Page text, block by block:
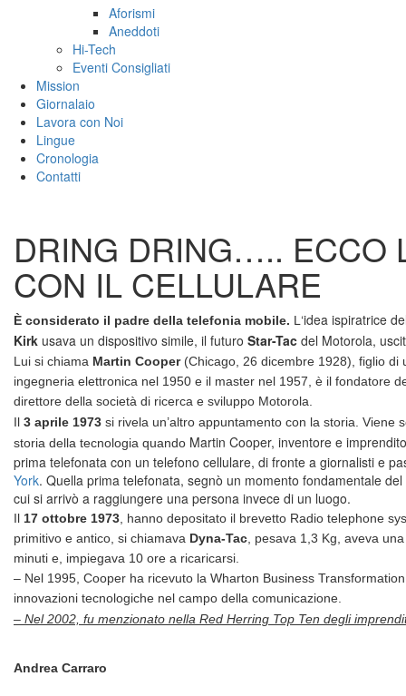
Aforismi
Aneddoti
Hi-Tech
Eventi Consigliati
Mission
Giornalaio
Lavora con Noi
Lingue
Cronologia
Contatti
DRING DRING….. ECCO
CON IL CELLULARE
È considerato il padre della telefonia mobile. L‘idea ispiratrice
Kirk usava un dispositivo simile, il futuro Star-Tac del Motorola,
Lui si chiama Martin Cooper(Chicago, 26 dicembre 1928), figlio di
ingegneria elettronica nel 1950 e il master nel 1957, è il fondatore
direttore della società di ricerca e sviluppo Motorola.
Il 3 aprile 1973 si rivela un’altro appuntamento con la storia. Viene
storia della tecnologia quando Martin Cooper, inventore e
prima telefonata con un telefono cellulare, di fronte a giornalisti e
York. Quella prima telefonata, segnò un momento fondamentale
cui si arrivò a raggiungere una persona invece di un luogo.
Il 17 ottobre 1973, hanno depositato il brevetto Radio telephone
primitivo e antico, si chiamava Dyna-Tac, pesava 1,3 Kg, aveva
minuti e, impiegava 10 ore a ricaricarsi.
– Nel 1995, Cooper ha ricevuto la Wharton Business
innovazioni tecnologiche nel campo della comunicazione.
– Nel 2002, fu menzionato nella Red Herring Top Ten degli
Andrea Carraro